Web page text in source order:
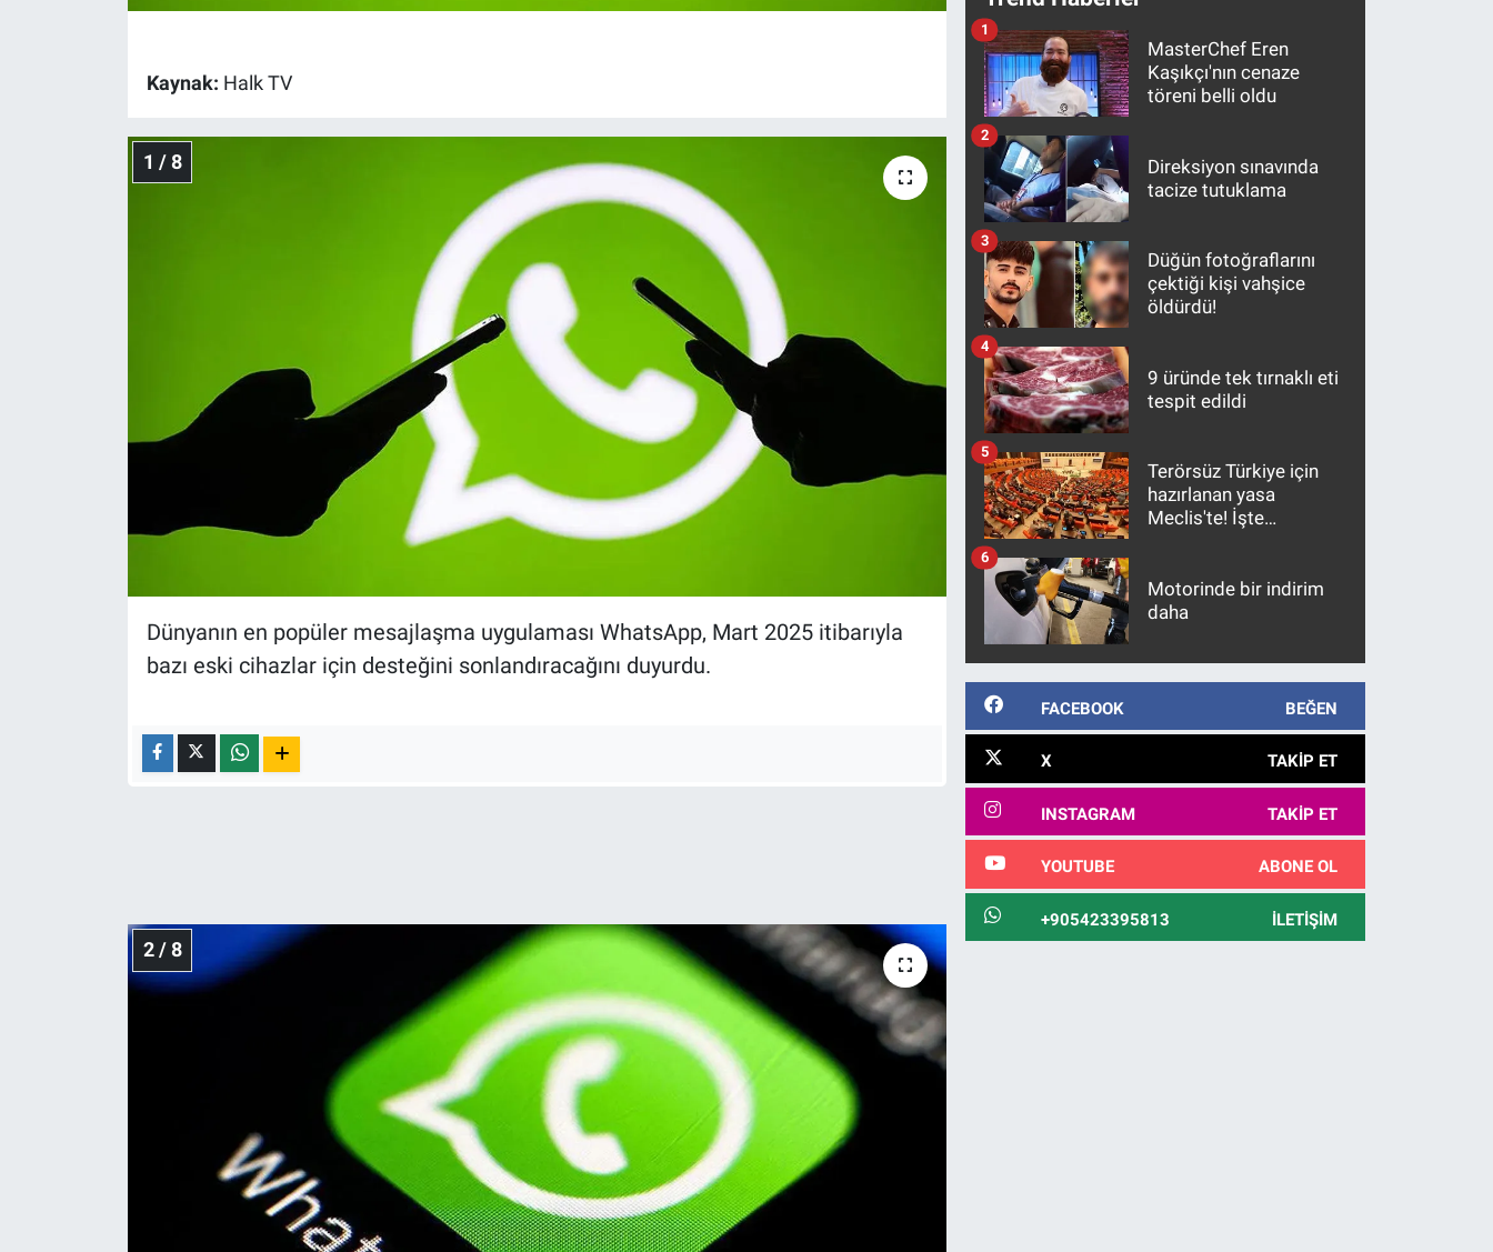
Kaynak: Halk TV
1 / 8
Dünyanın en popüler mesajlaşma uygulaması WhatsApp, Mart 2025 itibarıyla
bazı eski cihazlar için desteğini sonlandıracağını duyurdu.
2 / 8
MasterChef Eren
Kaşıkçı'nın cenaze
töreni belli oldu
1
Direksiyon sınavında
tacize tutuklama
2
Düğün fotoğraflarını
çektiği kişi vahşice
öldürdü!
3
9 üründe tek tırnaklı eti
tespit edildi
4
Terörsüz Türkiye için
hazırlanan yasa
Meclis'te! İşte
5
Motorinde bir indirim
daha
6
FACEBOOK BEĞEN
X TAKIP ET
INSTAGRAM TAKIP ET
YOUTUBE ABONE OL
+905423395813 İLETIŞIM
Ne demişti
Programlar
Yerel Gündem